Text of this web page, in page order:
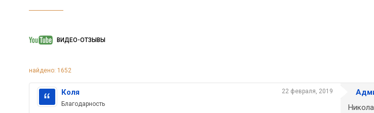
ВИДЕО-ОТЗЫВЫ
найдено: 1652
22 февраля, 2019
Коля
Благодарность